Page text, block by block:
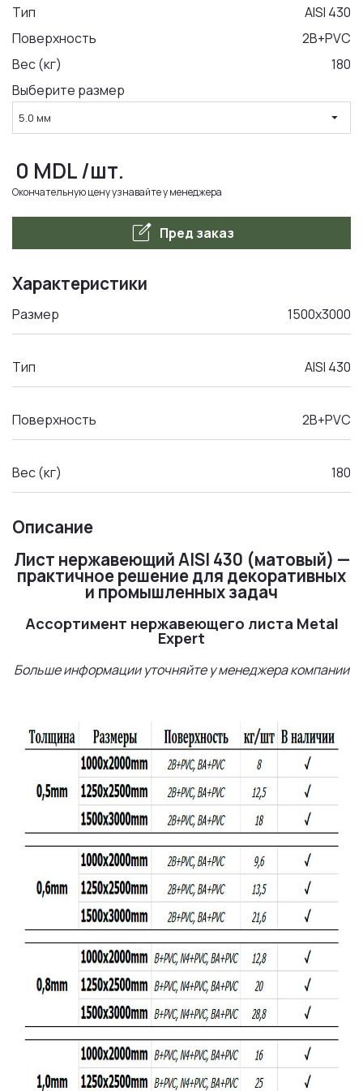
LA COMANDA
Тип
AISI 430
Поверхность
2B+PVC
Вес (кг)
180
Выберите размер
5.0 мм arrow_drop_down
0 MDL/шт.
Окончательную цену узнавайте у менеджера
edit_square Пред заказ
Характеристики
Размер 1500x3000
Тип AISI 430
Поверхность 2B+PVC
Вес (кг) 180
Описание
Лист нержавеющий AISI 430 (матовый) —
практичное решение для декоративных
и промышленных задач
Ассортимент нержавеющего листа Metal
Expert
Больше информации уточняйте у менеджера компании